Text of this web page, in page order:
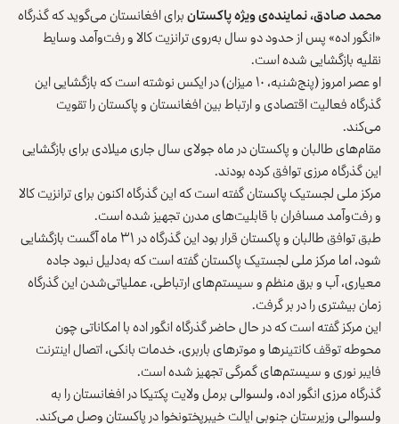
محمد صادق، نماینده‌ی ویژه پاکستانبرای افغانستان می‌گوید که گذرگاه
«انگور اده» پس از حدود دو سال به‌روی ترانزیت کالا و رفت‌و‌آمد وسایط
نقلیه بازگشایی شده است.
او عصر امروز (پنج‌شنبه، ۱۰ میزان) در ایکس نوشته است که بازگشایی این
گذرگاه فعالیت اقتصادی و ارتباط بین افغانستان و پاکستان را تقویت
می‌کند.
مقام‌های طالبان و پاکستان در ماه جولای سال جاری میلادی برای بازگشایی
این گذرگاه مرزی توافق کرده بودند.
مرکز ملی لجستیک پاکستان گفته است که این گذرگاه اکنون برای ترانزیت کالا
و رفت‌و‌آمد مسافران با قابلیت‌های مدرن تجهیز شده است.
طبق توافق طالبان و پاکستان قرار بود این گذرگاه در ۳۱ ماه آگست بازگشایی
شود، اما مرکز ملی لجستیک پاکستان گفته است که به‌دلیل نبود جاده
معیاری، آب و برق منظم و سیستم‌های ارتباطی، عملیاتی‌‌شدن این گذرگاه
زمان‌ بیشتری را در بر گرفت.
این مرکز گفته است که در حال حاضر گذرگاه انگور اده با امکاناتی چون
محوطه توقف کانتینرها و موترهای باربری، خدمات بانکی، اتصال اینترنت
فایبر نوری و سیستم‌های گمرگی تجهیز شده است.
گذرگاه مرزی انگور اده، ولسوالی برمل ولایت پکتیکا در افغانستان را به
ولسوالی وزیرستان جنوبی ایالت خیبرپختونخوا در پاکستان وصل می‌کند.